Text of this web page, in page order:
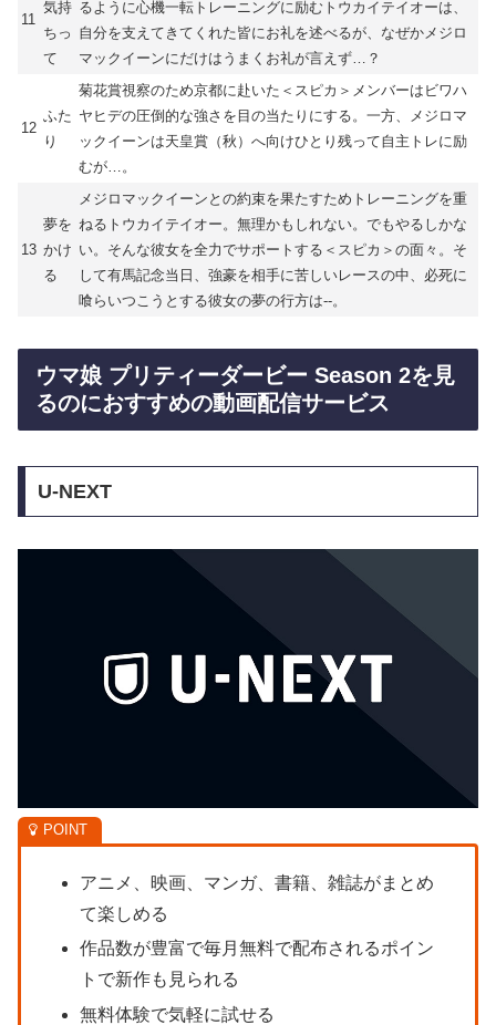
11
気持
ちっ
て
るように心機一転トレーニングに励むトウカイテイオーは、
自分を支えてきてくれた皆にお礼を述べるが、なぜかメジロ
マックイーンにだけはうまくお礼が言えず…？
12
ふた
り
菊花賞視察のため京都に赴いた＜スピカ＞メンバーはビワハ
ヤヒデの圧倒的な強さを目の当たりにする。一方、メジロマ
ックイーンは天皇賞（秋）へ向けひとり残って自主トレに励
むが…。
13
夢を
かけ
る
メジロマックイーンとの約束を果たすためトレーニングを重
ねるトウカイテイオー。無理かもしれない。でもやるしかな
い。そんな彼女を全力でサポートする＜スピカ＞の面々。そ
して有馬記念当日、強豪を相手に苦しいレースの中、必死に
喰らいつこうとする彼女の夢の行方は--。
ウマ娘 プリティーダービー Season 2を見
るのにおすすめの動画配信サービス
U-NEXT
アニメ、映画、マンガ、書籍、雑誌がまとめ
て楽しめる
作品数が豊富で毎月無料で配布されるポイン
トで新作も見られる
無料体験で気軽に試せる